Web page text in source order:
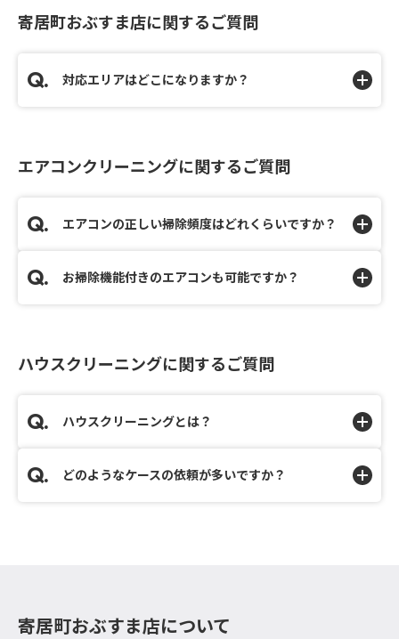
寄居町おぶすま店に関するご質問
対応エリアはどこになりますか？
エアコンクリーニングに関するご質問
エアコンの正しい掃除頻度はどれくらいですか？
お掃除機能付きのエアコンも可能ですか？
ハウスクリーニングに関するご質問
ハウスクリーニングとは？
どのようなケースの依頼が多いですか？
寄居町おぶすま店について